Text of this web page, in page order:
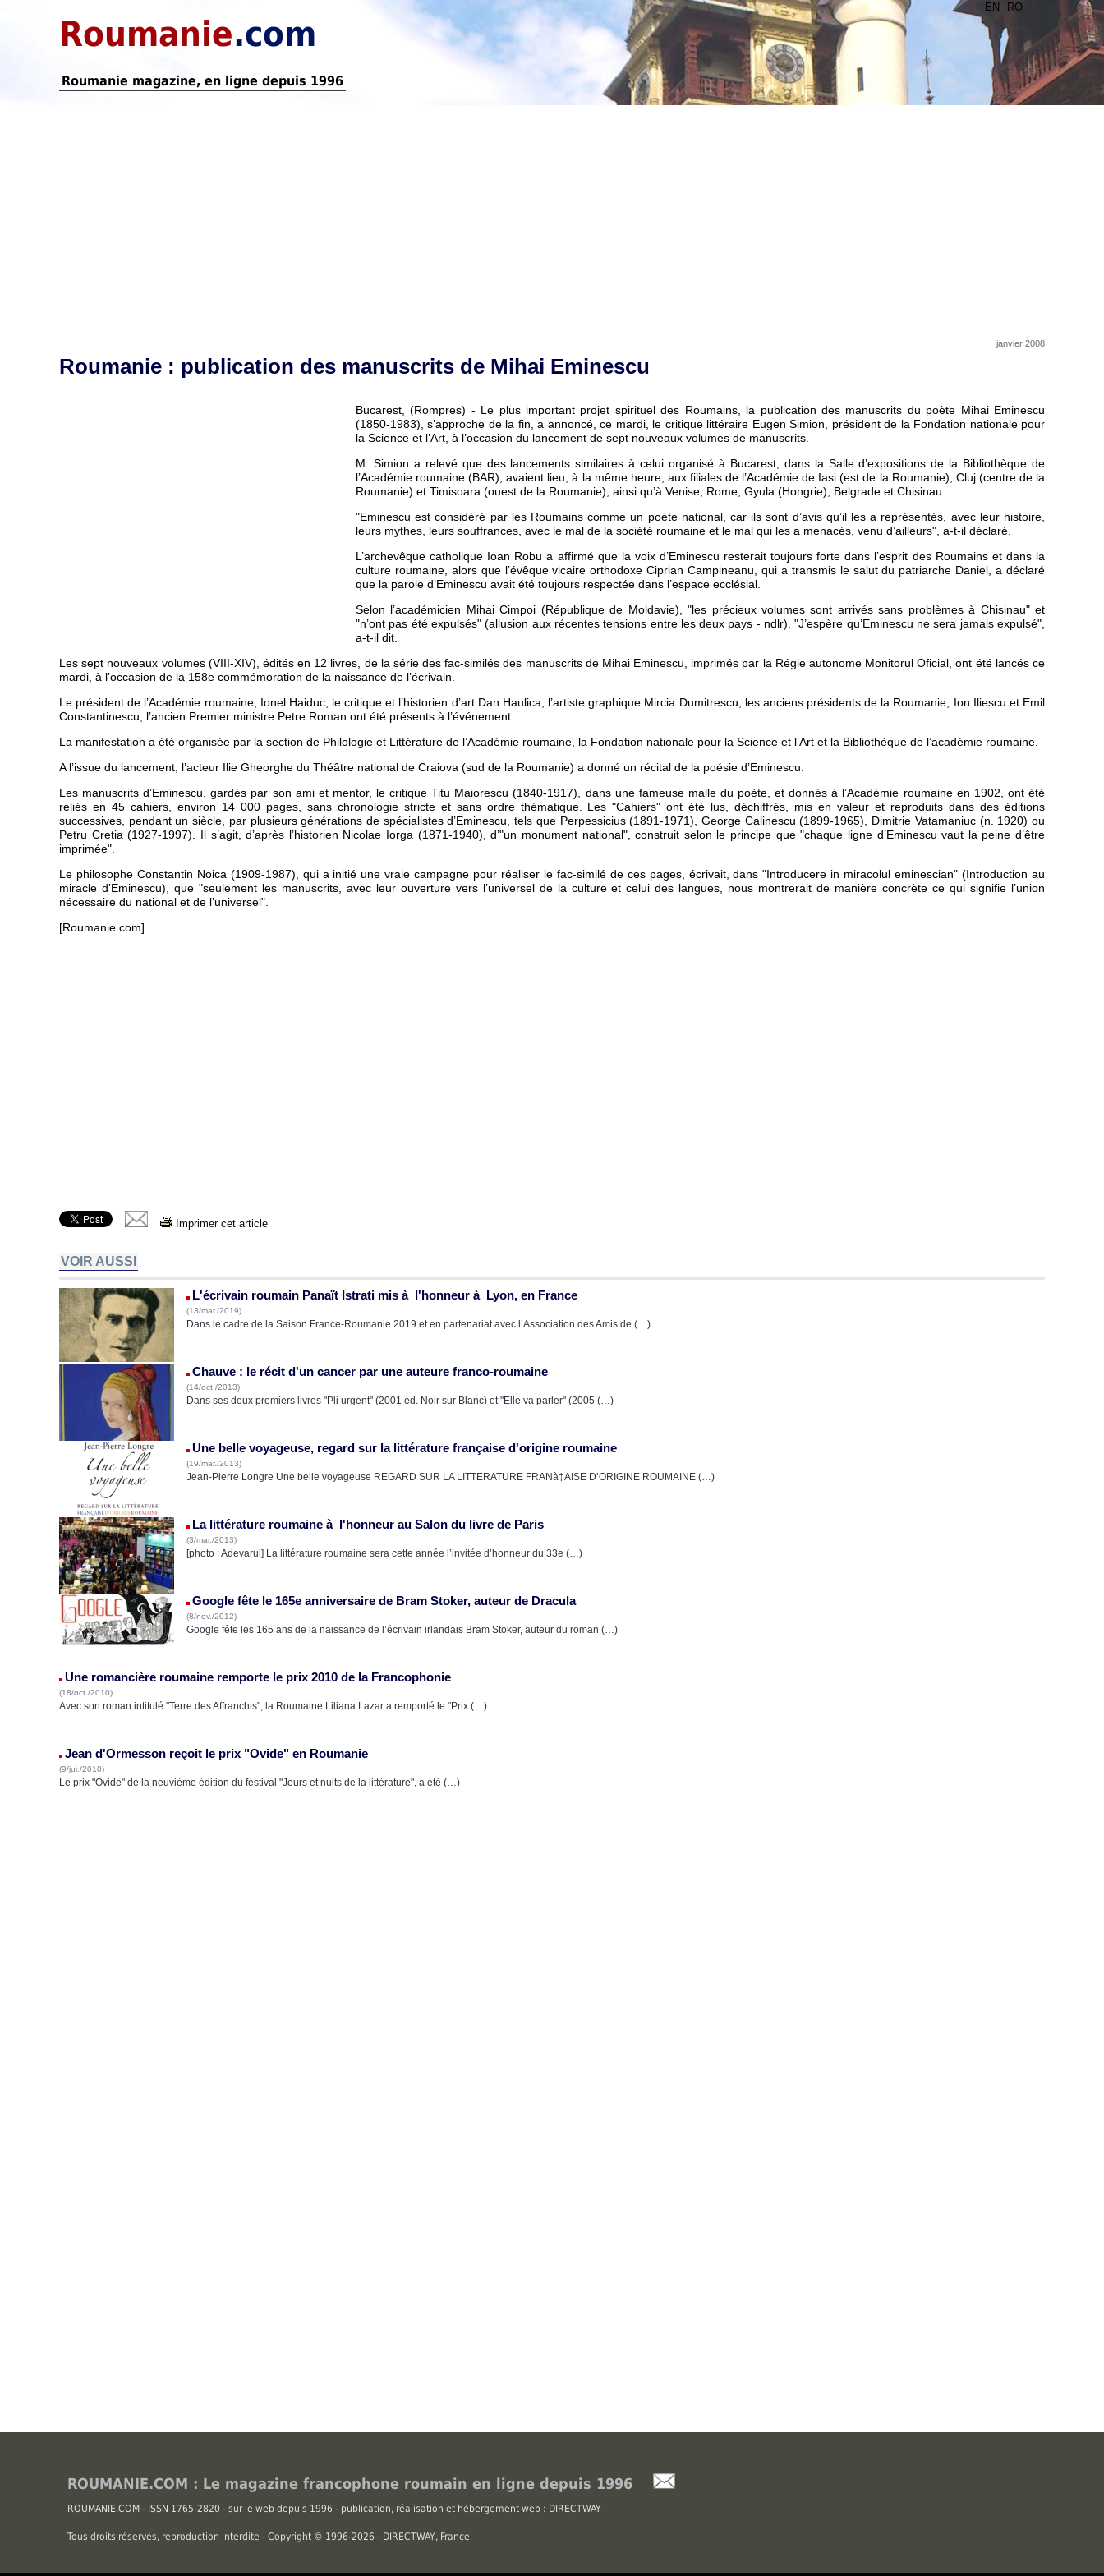
EN RO
Roumanie.com
Roumanie magazine, en ligne depuis 1996
janvier 2008
Roumanie : publication des manuscrits de Mihai Eminescu
Bucarest, (Rompres) - Le plus important projet spirituel des Roumains, la publication des manuscrits du poète Mihai Eminescu
(1850-1983), s’approche de la fin, a annoncé, ce mardi, le critique littéraire Eugen Simion, président de la Fondation nationale pour
la Science et l’Art, à l’occasion du lancement de sept nouveaux volumes de manuscrits.
M. Simion a relevé que des lancements similaires à celui organisé à Bucarest, dans la Salle d’expositions de la Bibliothèque de
l’Académie roumaine (BAR), avaient lieu, à la même heure, aux filiales de l’Académie de Iasi (est de la Roumanie), Cluj (centre de la
Roumanie) et Timisoara (ouest de la Roumanie), ainsi qu’à Venise, Rome, Gyula (Hongrie), Belgrade et Chisinau.
"Eminescu est considéré par les Roumains comme un poète national, car ils sont d’avis qu’il les a représentés, avec leur histoire,
leurs mythes, leurs souffrances, avec le mal de la société roumaine et le mal qui les a menacés, venu d’ailleurs", a-t-il déclaré.
L’archevêque catholique Ioan Robu a affirmé que la voix d’Eminescu resterait toujours forte dans l’esprit des Roumains et dans la
culture roumaine, alors que l’évêque vicaire orthodoxe Ciprian Campineanu, qui a transmis le salut du patriarche Daniel, a déclaré
que la parole d’Eminescu avait été toujours respectée dans l’espace ecclésial.
Selon l’académicien Mihai Cimpoi (République de Moldavie), "les précieux volumes sont arrivés sans problèmes à Chisinau" et
"n’ont pas été expulsés" (allusion aux récentes tensions entre les deux pays - ndlr). "J’espère qu’Eminescu ne sera jamais expulsé",
a-t-il dit.
Les sept nouveaux volumes (VIII-XIV), édités en 12 livres, de la série des fac-similés des manuscrits de Mihai Eminescu, imprimés par la Régie autonome Monitorul Oficial, ont été lancés ce
mardi, à l’occasion de la 158e commémoration de la naissance de l’écrivain.
Le président de l’Académie roumaine, Ionel Haiduc, le critique et l’historien d’art Dan Haulica, l’artiste graphique Mircia Dumitrescu, les anciens présidents de la Roumanie, Ion Iliescu et Emil
Constantinescu, l’ancien Premier ministre Petre Roman ont été présents à l’événement.
La manifestation a été organisée par la section de Philologie et Littérature de l’Académie roumaine, la Fondation nationale pour la Science et l’Art et la Bibliothèque de l’académie roumaine.
A l’issue du lancement, l’acteur Ilie Gheorghe du Théâtre national de Craiova (sud de la Roumanie) a donné un récital de la poésie d’Eminescu.
Les manuscrits d’Eminescu, gardés par son ami et mentor, le critique Titu Maiorescu (1840-1917), dans une fameuse malle du poète, et donnés à l’Académie roumaine en 1902, ont été
reliés en 45 cahiers, environ 14 000 pages, sans chronologie stricte et sans ordre thématique. Les "Cahiers" ont été lus, déchiffrés, mis en valeur et reproduits dans des éditions
successives, pendant un siècle, par plusieurs générations de spécialistes d’Eminescu, tels que Perpessicius (1891-1971), George Calinescu (1899-1965), Dimitrie Vatamaniuc (n. 1920) ou
Petru Cretia (1927-1997). Il s’agit, d’après l’historien Nicolae Iorga (1871-1940), d’"un monument national", construit selon le principe que "chaque ligne d’Eminescu vaut la peine d’être
imprimée".
Le philosophe Constantin Noica (1909-1987), qui a initié une vraie campagne pour réaliser le fac-similé de ces pages, écrivait, dans "Introducere in miracolul eminescian" (Introduction au
miracle d’Eminescu), que "seulement les manuscrits, avec leur ouverture vers l’universel de la culture et celui des langues, nous montrerait de manière concrète ce qui signifie l’union
nécessaire du national et de l’universel".
[Roumanie.com]
Imprimer cet article
VOIR AUSSI
L'écrivain roumain Panaït Istrati mis à l'honneur à Lyon, en France
(13/mar./2019)
Dans le cadre de la Saison France-Roumanie 2019 et en partenariat avec l’Association des Amis de (…)
Chauve : le récit d'un cancer par une auteure franco-roumaine
(14/oct./2013)
Dans ses deux premiers livres "Pli urgent" (2001 ed. Noir sur Blanc) et "Elle va parler" (2005 (…)
Une belle voyageuse, regard sur la littérature française d'origine roumaine
(19/mar./2013)
Jean-Pierre Longre Une belle voyageuse REGARD SUR LA LITTERATURE FRANà‡AISE D’ORIGINE ROUMAINE (…)
La littérature roumaine à l'honneur au Salon du livre de Paris
(3/mar./2013)
[photo : Adevarul] La littérature roumaine sera cette année l’invitée d’honneur du 33e (…)
Google fête le 165e anniversaire de Bram Stoker, auteur de Dracula
(8/nov./2012)
Google fête les 165 ans de la naissance de l’écrivain irlandais Bram Stoker, auteur du roman (…)
Une romancière roumaine remporte le prix 2010 de la Francophonie
(18/oct./2010)
Avec son roman intitulé "Terre des Affranchis", la Roumaine Liliana Lazar a remporté le "Prix (…)
Jean d'Ormesson reçoit le prix "Ovide" en Roumanie
(9/jui./2010)
Le prix "Ovide" de la neuvième édition du festival "Jours et nuits de la littérature", a été (…)
ROUMANIE.COM : Le magazine francophone roumain en ligne depuis 1996
ROUMANIE.COM - ISSN 1765-2820 - sur le web depuis 1996 - publication, réalisation et hébergement web : DIRECTWAY
Tous droits réservés, reproduction interdite - Copyright © 1996-2026 - DIRECTWAY, France